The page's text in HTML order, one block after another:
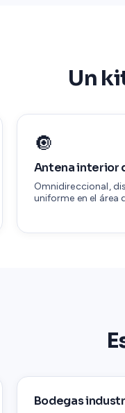
Un
🔘
Antena interior
Omnidireccional,
uniforme en el área
Bodegas